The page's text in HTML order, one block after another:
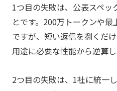
1つ目の失敗は、公表スペッ
とです。200万トークンや
ですが、短い返信を捌くだ
用途に必要な性能から逆算し
2つ目の失敗は、1社に統一